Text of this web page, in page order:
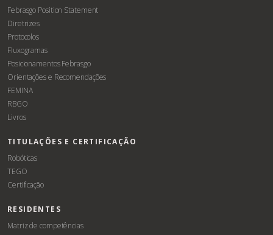
Febrasgo Position Statement
Diretrizes
Protocolos
Fluxogramas
Posicionamentos Febrasgo
Orientações e Recomendações
FEMINA
RBGO
Livros
TITULAÇÕES E CERTIFICAÇÃO
Robóticas
TEGO
Certificação
RESIDENTES
Matriz de competências